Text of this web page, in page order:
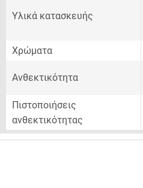
Υλικά κατασκευής
Χρώματα
Ανθεκτικότητα
Πιστοποιήσεις
ανθεκτικότητας